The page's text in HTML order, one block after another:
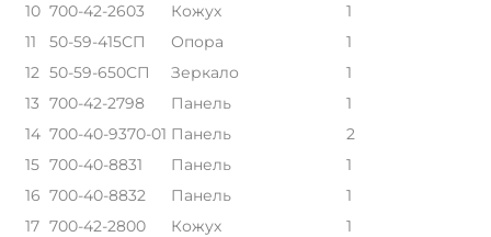
10 700-42-2603 Кожух
1
11
50-59-415СП Опора
1
12 50-59-650СП Зеркало
1
13 700-42-2798 Панель
1
14 700-40-9370-01 Панель
2
15 700-40-8831 Панель
1
16 700-40-8832 Панель
1
17 700-42-2800 Кожух
1